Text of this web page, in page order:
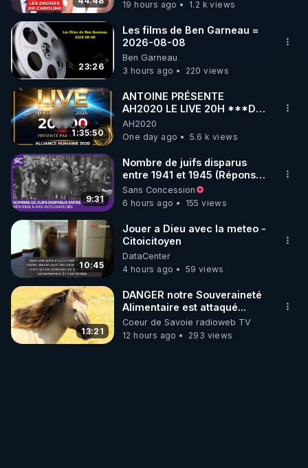
code : REGENERE10
▶ 30 jours gratuit sur l’application de méditation et
de bien-être ENVOL :
Rendez-vous sur https://www.envol.app/code
le code : REGENERE
19 hours ago 1.2 k views
23:26
Les films de Ben Garneau =
2026-08-08
Ben Garneau
3 hours ago
220 views
1:35:50
ANTOINE PRÉSENTE
AH2020 LE LIVE 20H ***DU
06/08/2026***
AH2020
One day ago
5.6 k views
9:31
Nombre de juifs disparus
entre 1941 et 1945 (Réponse
à mes accusateurs)
Sans Concession
6 hours ago
155 views
10:45
Jouer a Dieu avec la meteo -
Citoicitoyen
DataCenter
4 hours ago
59 views
13:21
DANGER notre Souveraineté
Alimentaire est attaqué...
Coeur de Savoie radioweb TV
12 hours ago
293 views